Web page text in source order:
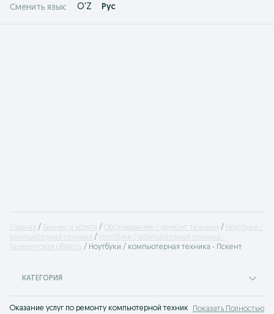
Сменить язык: O'Z Рус
Главная Бизнес и услуги Обслуживание / ремонт техники
Ноутбуки /
компьютерная техника
Ноутбуки / компьютерная техника -
Ташкентская область
Ноутбуки / компьютерная техника - Пскент
КАТЕГОРИЯ
Оказание услуг по ремонту компьютерной техники на сервисеПоказать Полностью